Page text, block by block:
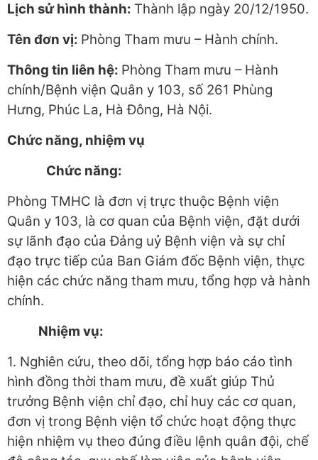
Lịch sử hình thành: Thành lập ngày 20/12/1950.
Tên đơn vị: Phòng Tham mưu – Hành chính.
Thông tin liên hệ: Phòng Tham mưu – Hành
chính/Bệnh viện Quân y 103, số 261 Phùng
Hưng, Phúc La, Hà Đông, Hà Nội.
Chức năng, nhiệm vụ
Chức năng:
Phòng TMHC là đơn vị trực thuộc Bệnh viện
Quân y 103, là cơ quan của Bệnh viện, đặt dưới
sự lãnh đạo của Đảng uỷ Bệnh viện và sự chỉ
đạo trực tiếp của Ban Giám đốc Bệnh viện, thực
hiện các chức năng tham mưu, tổng hợp và hành
chính.
Nhiệm vụ:
1. Nghiên cứu, theo dõi, tổng hợp báo cáo tình
hình đồng thời tham mưu, đề xuất giúp Thủ
trưởng Bệnh viện chỉ đạo, chỉ huy các cơ quan,
đơn vị trong Bệnh viện tổ chức hoạt động thực
hiện nhiệm vụ theo đúng điều lệnh quân đội, chế